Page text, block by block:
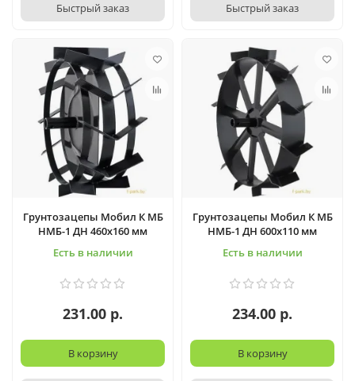
Быстрый заказ Быстрый заказ
Грунтозацепы Мобил К МБ
НМБ-1 ДН 460x160 мм
Есть в наличии
231.00 р.
В корзину
Грунтозацепы Мобил К МБ
НМБ-1 ДН 600х110 мм
Есть в наличии
234.00 р.
В корзину